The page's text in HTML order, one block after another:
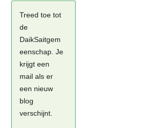
Treed toe tot
de
DaikSaitgem
eenschap. Je
krijgt een
mail als er
een nieuw
blog
verschijnt.